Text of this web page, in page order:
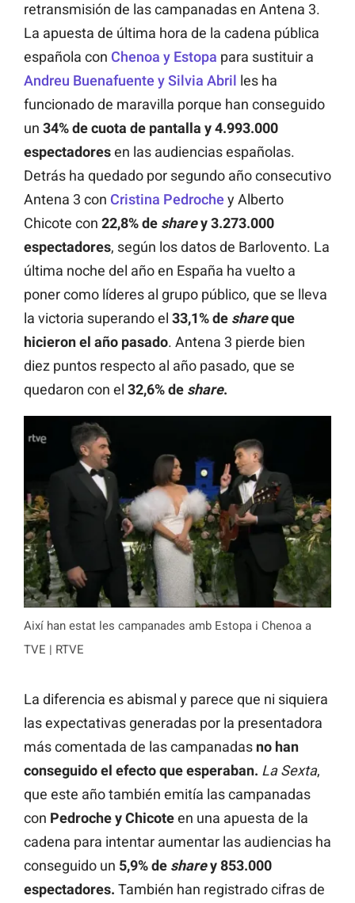
retransmisión de las campanadas en Antena 3.
La apuesta de última hora de la cadena pública
española con Chenoa y Estopa para sustituir a
Andreu Buenafuente y Silvia Abril les ha
funcionado de maravilla porque han conseguido
un 34% de cuota de pantalla y 4.993.000
espectadoresen las audiencias españolas.
Detrás ha quedado por segundo año consecutivo
Antena 3 con Cristina Pedroche y Alberto
Chicote con 22,8% de sharey 3.273.000
espectadores, según los datos de Barlovento. La
última noche del año en España ha vuelto a
poner como líderes al grupo público, que se lleva
la victoria superando el 33,1% de shareque
hicieron el año pasado. Antena 3 pierde bien
diez puntos respecto al año pasado, que se
quedaron con el 32,6% de share.
Així han estat les campanades amb Estopa i Chenoa a
TVE | RTVE
La diferencia es abismal y parece que ni siquiera
las expectativas generadas por la presentadora
más comentada de las campanadas no han
conseguido el efecto que esperaban. La Sexta,
que este año también emitía las campanadas
con Pedroche y Chicoteen una apuesta de la
cadena para intentar aumentar las audiencias ha
conseguido un 5,9% de sharey 853.000
espectadores. También han registrado cifras de